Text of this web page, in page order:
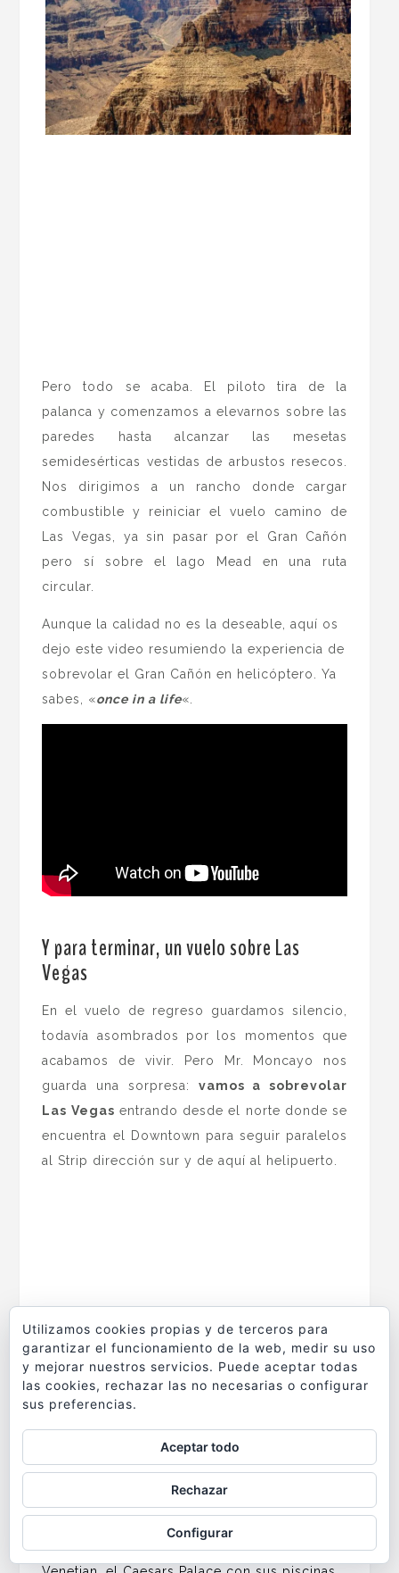
Pero todo se acaba. El piloto tira de la
palanca y comenzamos a elevarnos sobre las
paredes hasta alcanzar las mesetas
semidesérticas vestidas de arbustos resecos.
Nos dirigimos a un rancho donde cargar
combustible y reiniciar el vuelo camino de
Las Vegas, ya sin pasar por el Gran Cañón
pero sí sobre el lago Mead en una ruta
circular.
Aunque la calidad no es la deseable, aquí os
dejo este video resumiendo la experiencia de
sobrevolar el Gran Cañón en helicóptero. Ya
sabes, «once in a life«.
Y para terminar, un vuelo sobre Las
Vegas
En el vuelo de regreso guardamos silencio,
todavía asombrados por los momentos que
acabamos de vivir. Pero Mr. Moncayo nos
guarda una sorpresa: vamos a sobrevolar
Las Vegas entrando desde el norte donde se
encuentra el Downtown para seguir paralelos
al Strip dirección sur y de aquí al helipuerto.
torre del Stratosphere con sus atracciones
que cuelgan en el vacío. La cúpula
bermellona del Circus-Circus, la fachada
Utilizamos cookies propias y de terceros para
garantizar el funcionamiento de la web, medir su uso
y mejorar nuestros servicios. Puede aceptar todas
las cookies, rechazar las no necesarias o configurar
sus preferencias.
Aceptar todo
Rechazar
Configurar